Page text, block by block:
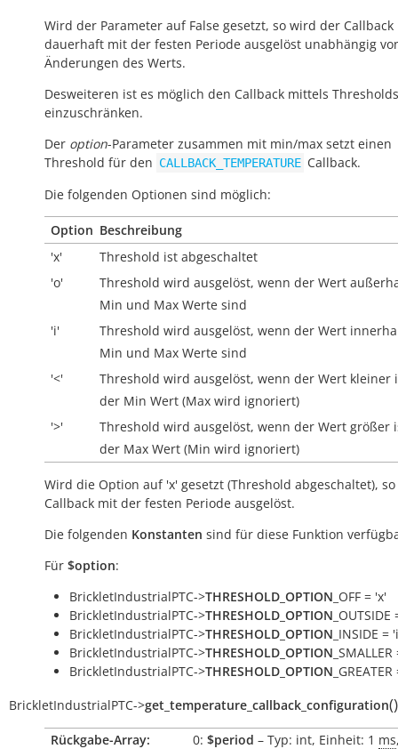
Wird der Parameter auf False gesetzt, so wird der Callback
dauerhaft mit der festen Periode ausgelöst unabhängig
Änderungen des Werts.
Desweiteren ist es möglich den Callback mittels Thresholds
einzuschränken.
Der option-Parameter zusammen mit min/max setzt einen
Threshold für den CALLBACK_TEMPERATURE Callback.
Die folgenden Optionen sind möglich:
Option Beschreibung
'x'
Threshold ist abgeschaltet
'o'
Threshold wird ausgelöst, wenn der Wert
Min und Max Werte sind
'i'
Threshold wird ausgelöst, wenn der Wert
Min und Max Werte sind
'<'
Threshold wird ausgelöst, wenn der Wert kleiner
der Min Wert (Max wird ignoriert)
'>'
Threshold wird ausgelöst, wenn der Wert größer
der Max Wert (Min wird ignoriert)
Wird die Option auf 'x' gesetzt (Threshold abgeschaltet),
Callback mit der festen Periode ausgelöst.
Die folgenden Konstanten sind für diese Funktion
Für $option:
BrickletIndustrialPTC->THRESHOLD_OPTION _OFF = 'x'
BrickletIndustrialPTC->THRESHOLD_OPTION _OUTSIDE
BrickletIndustrialPTC->THRESHOLD_OPTION _INSIDE =
BrickletIndustrialPTC->THRESHOLD_OPTION
BrickletIndustrialPTC->THRESHOLD_OPTION
BrickletIndustrialPTC->get_temperature_callback_configuration()
Rückgabe-Array: 0: $period – Typ: int, Einheit: 1 ms